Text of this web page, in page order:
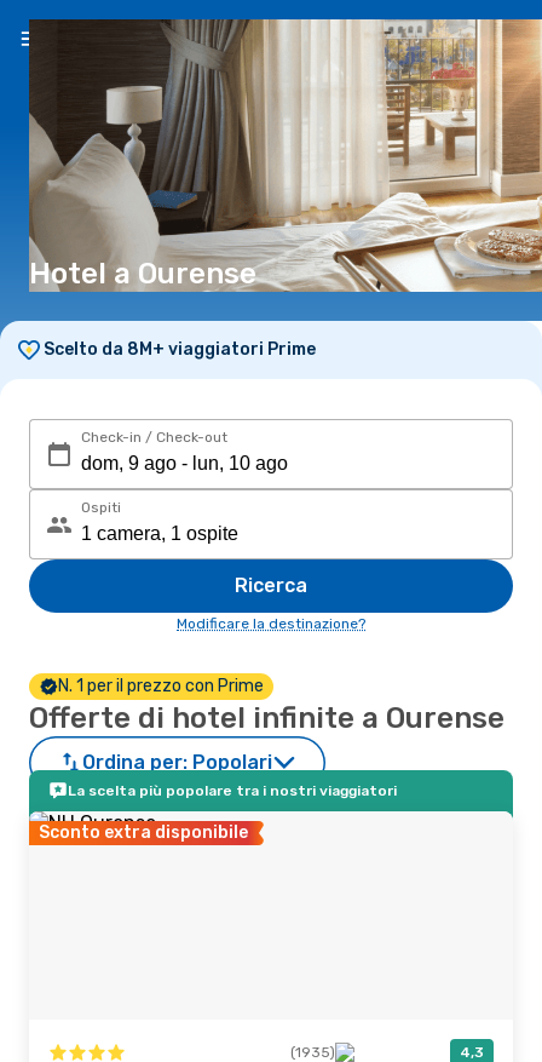
IT(€)
Hotel a Ourense
Scelto da 8M+ viaggiatori Prime
Check-in / Check-out
Ospiti
Ricerca
Modificare la destinazione?
N. 1 per il prezzo con Prime
Offerte di hotel infinite a Ourense
Ordina per: Popolari
La scelta più popolare tra i nostri viaggiatori
Sconto extra disponibile
(1935) 4,3